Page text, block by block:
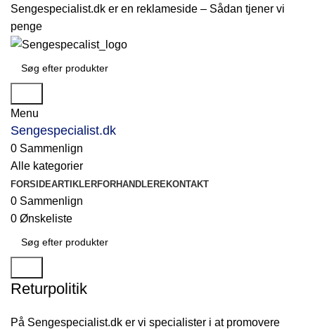
Sengespecialist.dk er en reklameside – Sådan tjener vi
penge
Menu
Sengespecialist.dk
0 Sammenlign
Alle kategorier
FORSIDEARTIKLERFORHANDLEREKONTAKT
0 Sammenlign
0 Ønskeliste
Returpolitik
På Sengespecialist.dk er vi specialister i at promovere